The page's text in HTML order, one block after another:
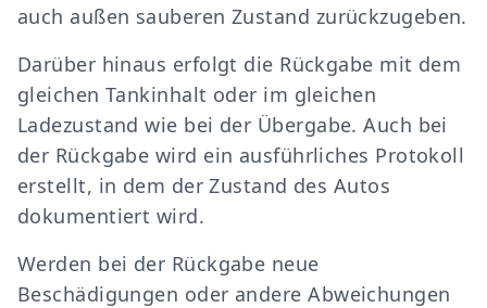
auch außen sauberen Zustand zurückzugeben.
Darüber hinaus erfolgt die Rückgabe mit dem
gleichen Tankinhalt oder im gleichen
Ladezustand wie bei der Übergabe. Auch bei
der Rückgabe wird ein ausführliches Protokoll
erstellt, in dem der Zustand des Autos
dokumentiert wird.
Werden bei der Rückgabe neue
Beschädigungen oder andere Abweichungen